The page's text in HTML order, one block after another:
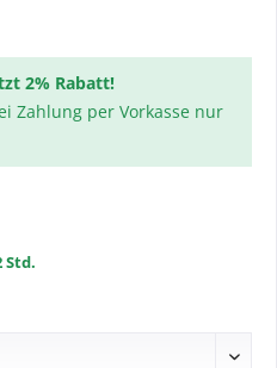
2% Rabatt!
Zahlung per Vorkasse nur